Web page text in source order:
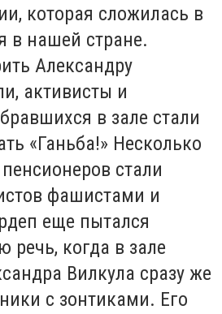
которая сложилась в
в нашей стране.
Александру
активисты и
в зале стали
«Ганьба!» Несколько
стали
фашистами и
еще пытался
речь, когда в зале
Вилкула сразу же
с зонтиками. Его